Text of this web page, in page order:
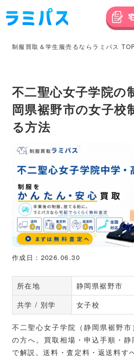
制服買取＆学生服売るならラミパス
不二聖心女子学院の
岡県裾野市の女子校
る方法
作成日：2026.06.30
所在地
静岡県裾野市
共学 / 別学
女子校
不二聖心女子学院（静岡県裾野市
の方へ。買取相場・申込手順・
で解説。送料・査定料・返送料す